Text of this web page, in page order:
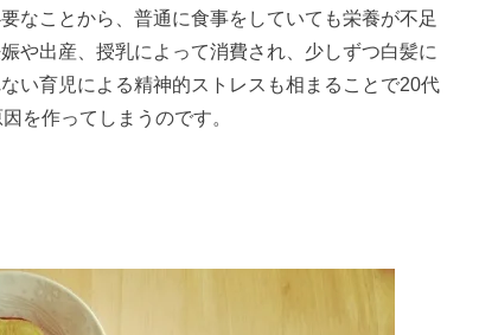
なことから、普通に食事をしていても栄養が不足
や出産、授乳によって消費され、少しずつ白髪に
い育児による精神的ストレスも相まることで20代
を作ってしまうのです。